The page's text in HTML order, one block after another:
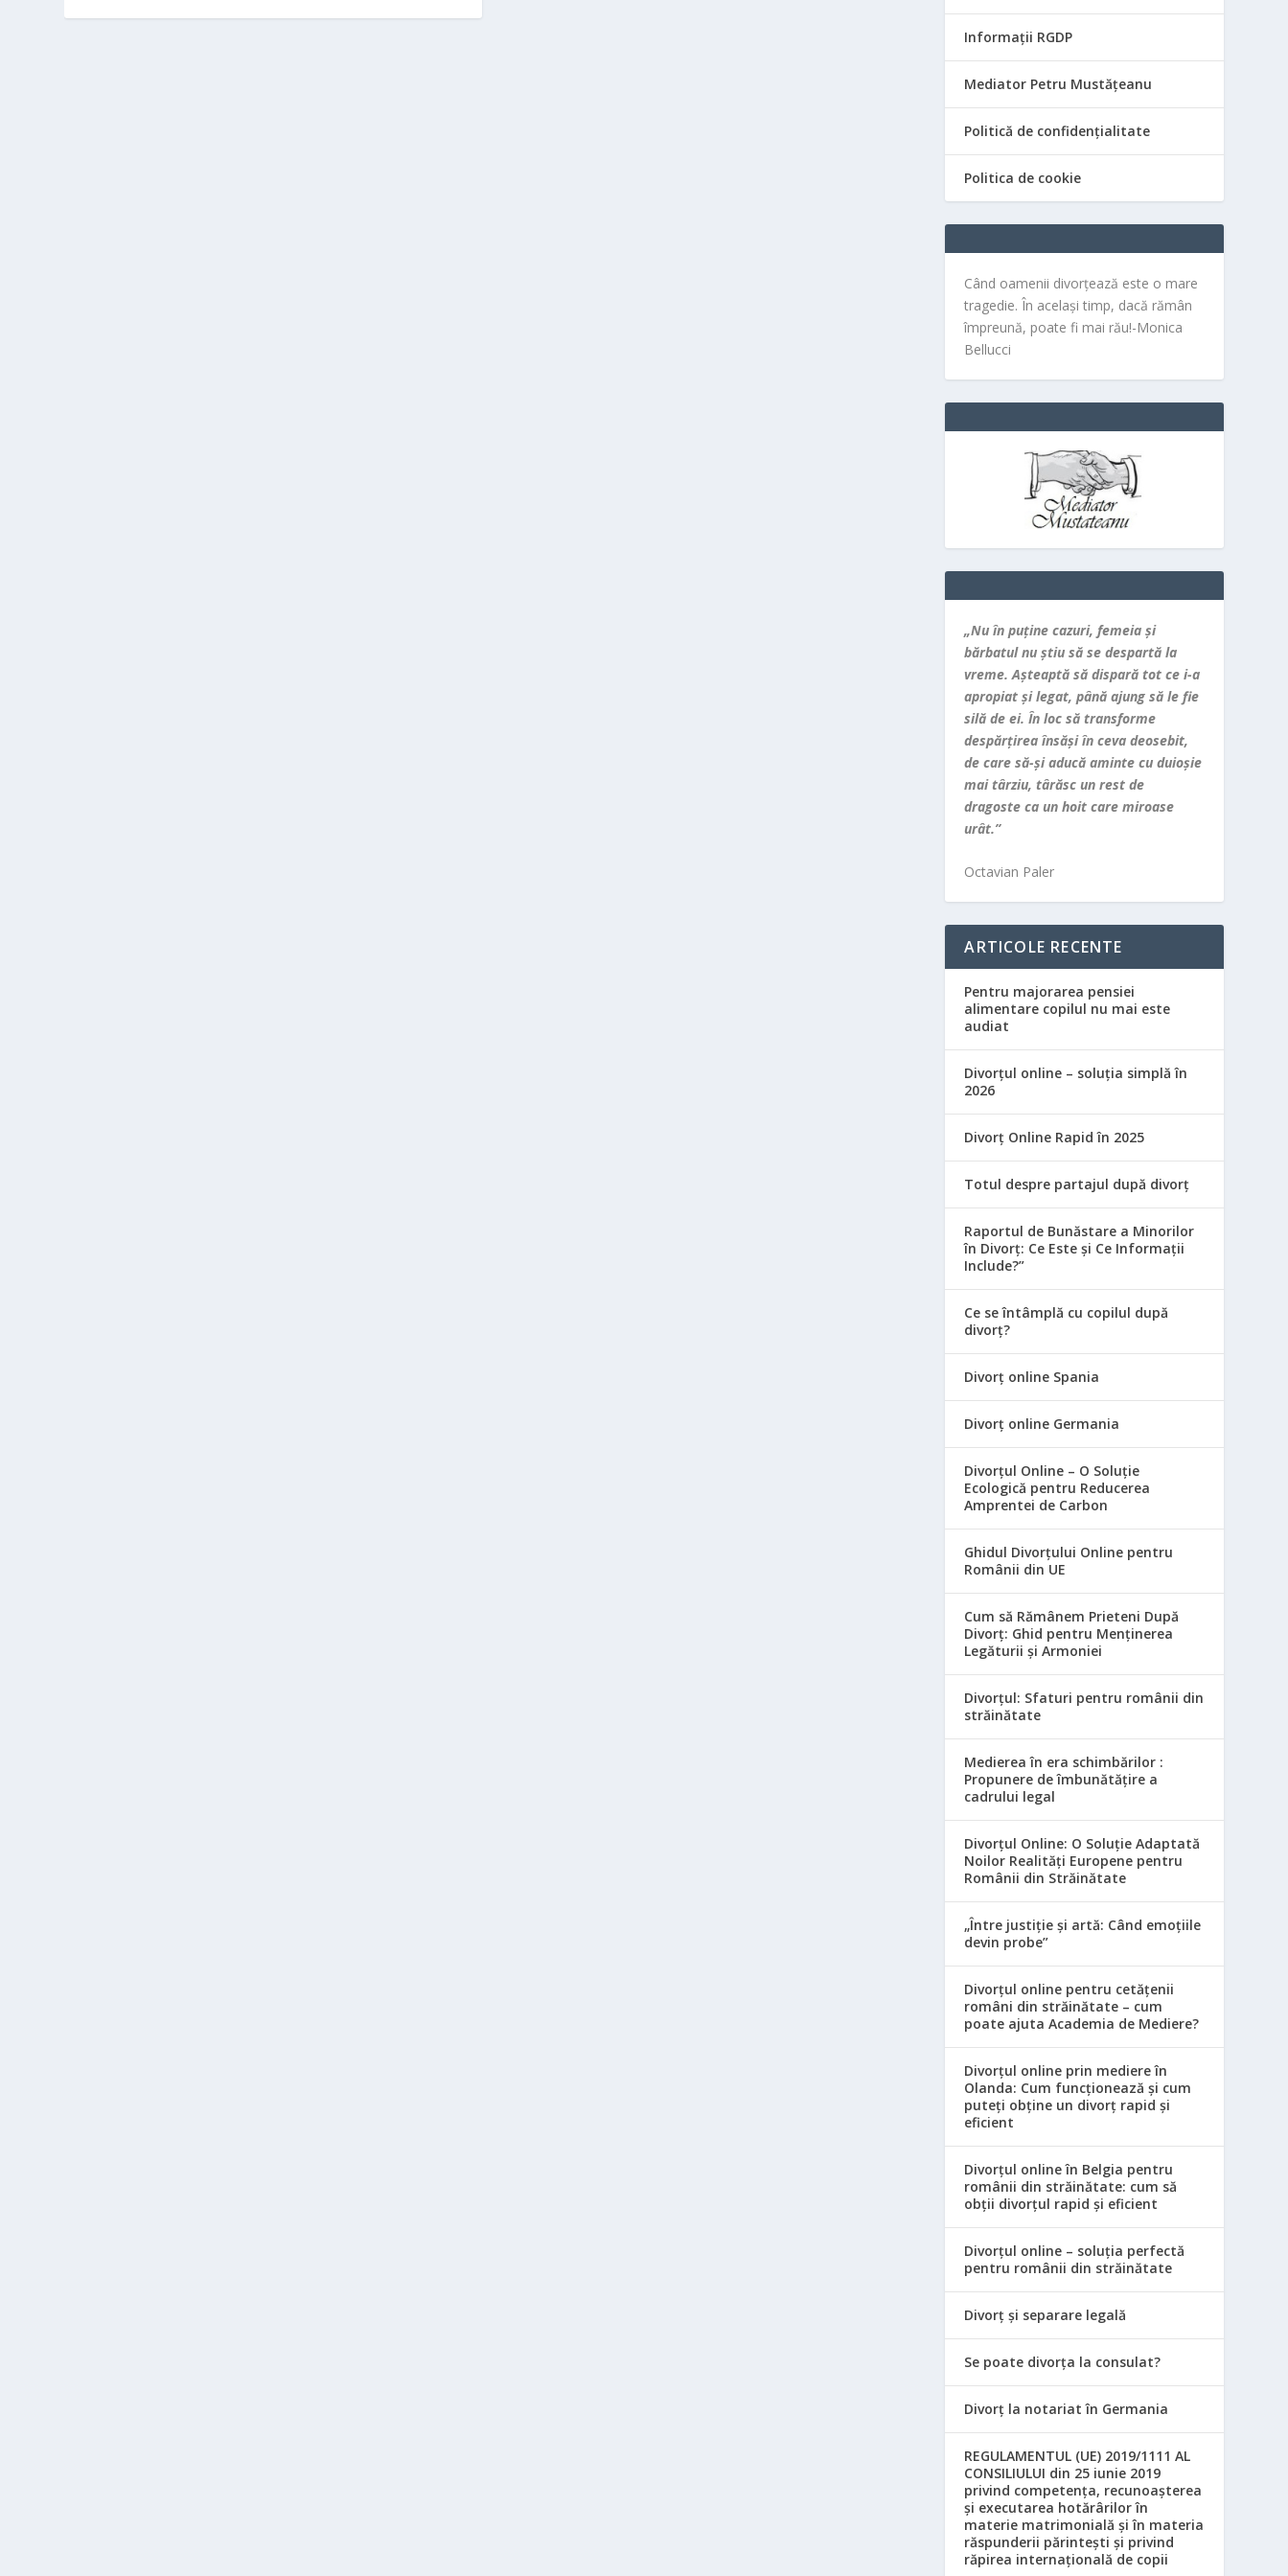
Informații RGDP
Mediator Petru Mustățeanu
Politică de confidențialitate
Politica de cookie
Când oamenii divorțează este o mare
tragedie. În același timp, dacă rămân
împreună, poate fi mai rău!-Monica
Bellucci
„Nu în puţine cazuri, femeia şi
bărbatul nu ştiu să se despartă la
vreme. Aşteaptă să dispară tot ce i-a
apropiat şi legat, până ajung să le fie
silă de ei. În loc să transforme
despărţirea însăşi în ceva deosebit,
de care să-şi aducă aminte cu duioşie
mai târziu, târăsc un rest de
dragoste ca un hoit care miroase
urât.”
Octavian Paler
ARTICOLE RECENTE
Pentru majorarea pensiei
alimentare copilul nu mai este
audiat
Divorțul online – soluția simplă în
2026
Divorț Online Rapid în 2025
Totul despre partajul după divorț
Raportul de Bunăstare a Minorilor
în Divorț: Ce Este și Ce Informații
Include?”
Ce se întâmplă cu copilul după
divorț?
Divorț online Spania
Divorț online Germania
Divorțul Online – O Soluție
Ecologică pentru Reducerea
Amprentei de Carbon
Ghidul Divorțului Online pentru
Românii din UE
Cum să Rămânem Prieteni După
Divorț: Ghid pentru Menținerea
Legăturii și Armoniei
Divorțul: Sfaturi pentru românii din
străinătate
Medierea în era schimbărilor :
Propunere de îmbunătățire a
cadrului legal
Divorțul Online: O Soluție Adaptată
Noilor Realități Europene pentru
Românii din Străinătate
„Între justiție și artă: Când emoțiile
devin probe”
Divorțul online pentru cetățenii
români din străinătate – cum
poate ajuta Academia de Mediere?
Divorțul online prin mediere în
Olanda: Cum funcționează și cum
puteți obține un divorț rapid și
eficient
Divorțul online în Belgia pentru
românii din străinătate: cum să
obții divorțul rapid și eficient
Divorțul online – soluția perfectă
pentru românii din străinătate
Divorț și separare legală
Se poate divorța la consulat?
Divorț la notariat în Germania
REGULAMENTUL (UE) 2019/1111 AL
CONSILIULUI din 25 iunie 2019
privind competența, recunoașterea
și executarea hotărârilor în
materie matrimonială și în materia
răspunderii părintești și privind
răpirea internațională de copii